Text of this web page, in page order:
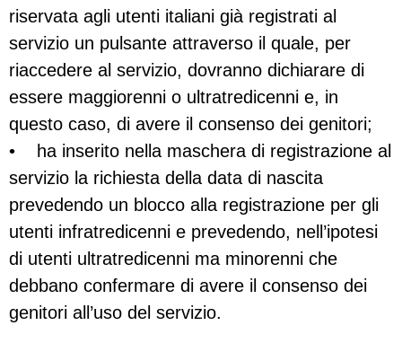
riservata agli utenti italiani già registrati al
servizio un pulsante attraverso il quale, per
riaccedere al servizio, dovranno dichiarare di
essere maggiorenni o ultratredicenni e, in
questo caso, di avere il consenso dei genitori;
• ha inserito nella maschera di registrazione al
servizio la richiesta della data di nascita
prevedendo un blocco alla registrazione per gli
utenti infratredicenni e prevedendo, nell’ipotesi
di utenti ultratredicenni ma minorenni che
debbano confermare di avere il consenso dei
genitori all’uso del servizio.